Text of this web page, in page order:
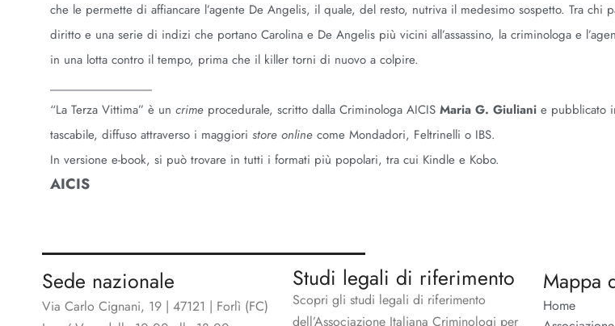
che le permette di affiancare l’agente De Angelis, il quale, del resto, nutriva il medesimo sospetto. Tra chi
diritto e una serie di indizi che portano Carolina e De Angelis più vicini all’assassino, la criminologa e
in una lotta contro il tempo, prima che il killer torni di nuovo a colpire.
“La Terza Vittima” è un crime procedurale, scritto dalla Criminologa AICIS Maria G. Giuliani e pubblicato
tascabile, diffuso attraverso i maggiori store online come Mondadori, Feltrinelli o IBS.
In versione e-book, si può trovare in tutti i formati più popolari, tra cui Kindle e Kobo.
AICIS
Sede nazionale
Via Carlo Cignani, 19 | 47121 | Forlì (FC)
Studi legali di riferimento
Scopri gli studi legali di riferimento
dell’Associazione Italiana Criminologi per
Mappa
Home